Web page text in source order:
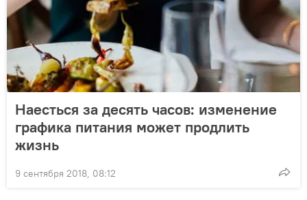
Наесться за десять часов: изменение
графика питания может продлить
жизнь
9 сентября 2018, 08:12